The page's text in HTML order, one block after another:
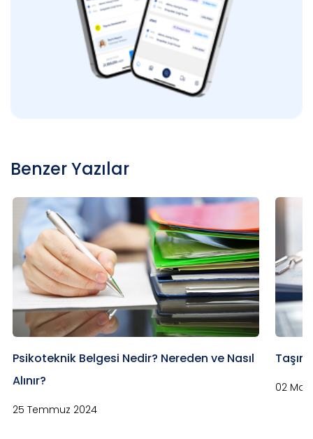
Benzer Yazılar
Psikoteknik Belgesi Nedir? Nereden ve Nasıl
Alınır?
25 Temmuz 2024
02